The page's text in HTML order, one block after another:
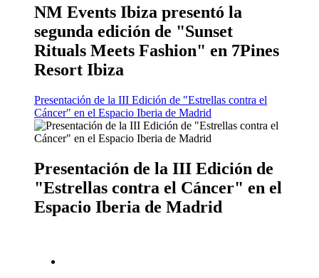
NM Events Ibiza presentó la
segunda edición de "Sunset
Rituals Meets Fashion" en 7Pines
Resort Ibiza
Presentación de la III Edición de "Estrellas contra el
Cáncer" en el Espacio Iberia de Madrid
Presentación de la III Edición de
"Estrellas contra el Cáncer" en el
Espacio Iberia de Madrid